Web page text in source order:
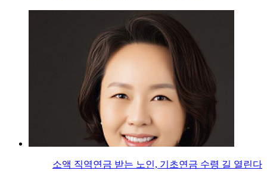
소액 직역연금 받는 노인, 기초연금 수령 길 열린다